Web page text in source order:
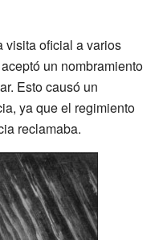
visita oficial a varios
un nombramiento
Esto causó un
ya que el regimiento
reclamaba.